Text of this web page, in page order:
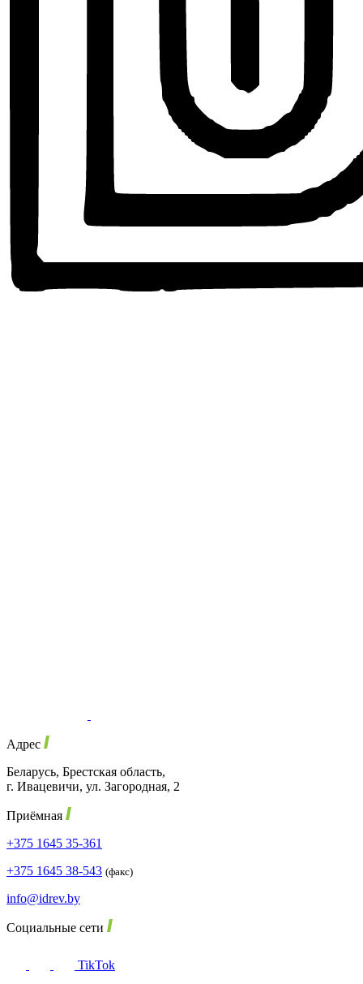
Адрес
Беларусь, Брестская область,
г. Ивацевичи, ул. Загородная, 2
Приёмная
+375 1645 35-361
+375 1645 38-543 (факс)
info@idrev.by
Социальные сети
TikTok